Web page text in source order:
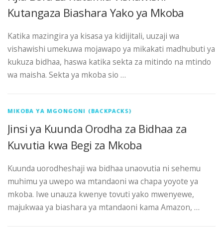
Kutangaza Biashara Yako ya Mkoba
Katika mazingira ya kisasa ya kidijitali, uuzaji wa
vishawishi umekuwa mojawapo ya mikakati madhubuti ya
kukuza bidhaa, haswa katika sekta za mitindo na mtindo
wa maisha. Sekta ya mkoba sio …
MIKOBA YA MGONGONI (BACKPACKS)
Jinsi ya Kuunda Orodha za Bidhaa za
Kuvutia kwa Begi za Mkoba
Kuunda uorodheshaji wa bidhaa unaovutia ni sehemu
muhimu ya uwepo wa mtandaoni wa chapa yoyote ya
mkoba. Iwe unauza kwenye tovuti yako mwenyewe,
majukwaa ya biashara ya mtandaoni kama Amazon, …